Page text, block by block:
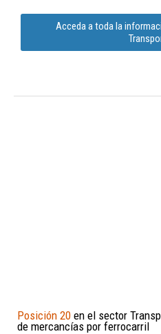
Acceda a toda la
Posición 20 en el sector
de mercancías por ferrocarril